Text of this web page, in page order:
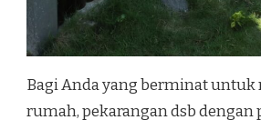
Bagi Anda yang berminat
rumah, pekarangan dsb dengan